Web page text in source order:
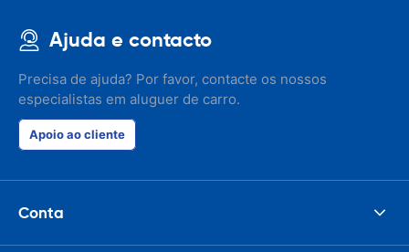
Ajuda e contacto
Precisa de ajuda? Por favor, contacte os nossos
especialistas em aluguer de carro.
Apoio ao cliente
Conta